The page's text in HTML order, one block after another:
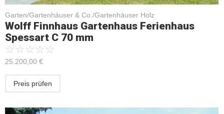
Garten/Gartenhäuser & Co./Gartenhäuser Holz
Wolff Finnhaus Gartenhaus Ferienhaus
Spessart C 70 mm
☆☆☆☆☆
25.200,00 €
Preis prüfen